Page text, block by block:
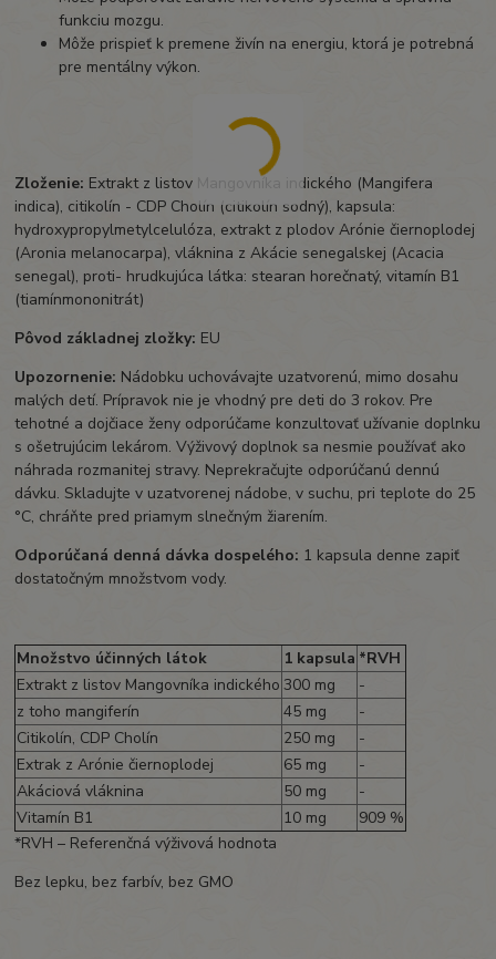
funkciu mozgu.
Môže prispieť k premene živín na energiu, ktorá je potrebná
pre mentálny výkon.
Zloženie: Extrakt z listov Mangovníka indického (Mangifera
indica), citikolín - CDP Cholín (citikolín sodný), kapsula:
hydroxypropylmetylcelulóza, extrakt z plodov Arónie čiernoplodej
(Aronia melanocarpa), vláknina z Akácie senegalskej (Acacia
senegal), proti- hrudkujúca látka: stearan horečnatý, vitamín B1
(tiamínmononitrát)
Pôvod základnej zložky: EU
Upozornenie: Nádobku uchovávajte uzatvorenú, mimo dosahu
malých detí. Prípravok nie je vhodný pre deti do 3 rokov. Pre
tehotné a dojčiace ženy odporúčame konzultovať užívanie doplnku
s ošetrujúcim lekárom. Výživový doplnok sa nesmie používať ako
náhrada rozmanitej stravy. Neprekračujte odporúčanú dennú
dávku. Skladujte v uzatvorenej nádobe, v suchu, pri teplote do 25
°C, chráňte pred priamym slnečným žiarením.
Odporúčaná denná dávka dospelého: 1 kapsula denne zapiť
dostatočným množstvom vody.
Množstvo účinných látok 1 kapsula *RVH
Extrakt z listov Mangovníka indického 300 mg
-
z toho mangiferín
45 mg
-
Citikolín, CDP Cholín
250 mg
-
Extrak z Arónie čiernoplodej
65 mg
-
Akáciová vláknina
50 mg
-
Vitamín B1
10 mg
909 %
*RVH – Referenčná výživová hodnota
Bez lepku, bez farbív, bez GMO